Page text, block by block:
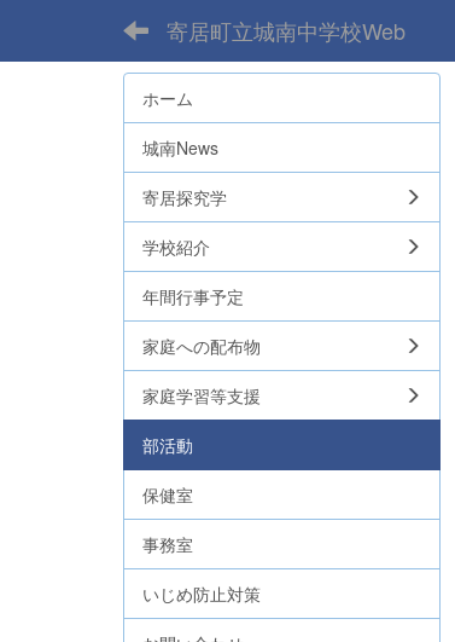
寄居町立城南中学校Web
ホーム
城南News
寄居探究学
学校紹介
年間行事予定
家庭への配布物
家庭学習等支援
部活動
保健室
事務室
いじめ防止対策